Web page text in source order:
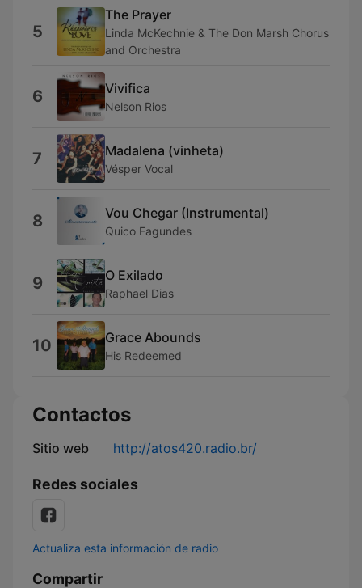
5
The Prayer
Linda McKechnie & The Don Marsh Chorus
and Orchestra
6 Vivifica
Nelson Rios
7 Madalena (vinheta)
Vésper Vocal
8 Vou Chegar (Instrumental)
Quico Fagundes
9 O Exilado
Raphael Dias
10 Grace Abounds
His Redeemed
Contactos
Sitio web http://atos420.radio.br/
Redes sociales
Actualiza esta información de radio
Compartir